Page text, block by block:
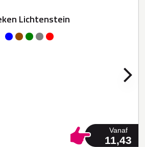
Lichtenstein
Vanaf
11,43